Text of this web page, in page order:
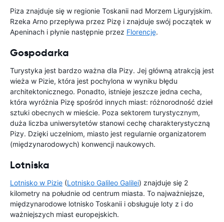
Piza znajduje się w regionie Toskanii nad Morzem Liguryjskim.
Rzeka Arno przepływa przez Pizę i znajduje swój początek w
Apeninach i płynie następnie przez Florencję.
Gospodarka
Turystyka jest bardzo ważna dla Pizy. Jej główną atrakcją jest
wieża w Pizie, która jest pochylona w wyniku błędu
architektonicznego. Ponadto, istnieje jeszcze jedna cecha,
która wyróżnia Pizę spośród innych miast: różnorodność dzieł
sztuki obecnych w mieście. Poza sektorem turystycznym,
duża liczba uniwersytetów stanowi cechę charakterystyczną
Pizy. Dzięki uczelniom, miasto jest regularnie organizatorem
(międzynarodowych) konwencji naukowych.
Lotniska
Lotnisko w Pizie (Lotnisko Galileo Galilei) znajduje się 2
kilometry na południe od centrum miasta. To najważniejsze,
międzynarodowe lotnisko Toskanii i obsługuje loty z i do
ważniejszych miast europejskich.